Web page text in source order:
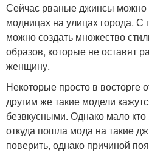
Сейчас рваные джинсы можно
модницах на улицах города.
можно создать множество
образов, которые не оставят
женщину.
Некоторые просто в восторге
другим же такие модели
безвкусными. Однако мало
откуда пошла мода на такие
поверить, однако причиной